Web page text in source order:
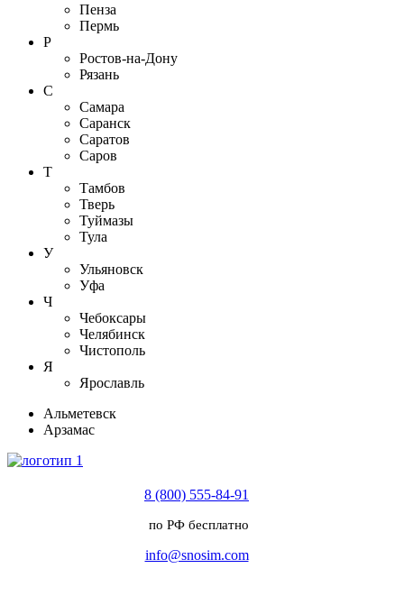
Пенза
Пермь
Р
Ростов-на-Дону
Рязань
С
Самара
Саранск
Саратов
Саров
Т
Тамбов
Тверь
Туймазы
Тула
У
Ульяновск
Уфа
Ч
Чебоксары
Челябинск
Чистополь
Я
Ярославль
Альметевск
Арзамас
8 (800) 555-84-91
по РФ бесплатно
info@snosim.com